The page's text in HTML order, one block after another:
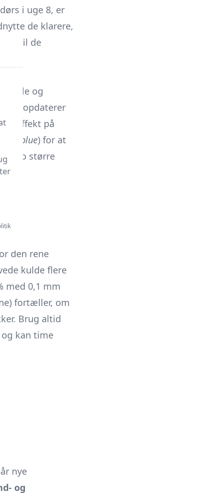
i uge 8, er
de klarere,
til de
lokale og
opdaterer
effekt på
Meteoblue) for at
er, jo større
den rene
kulde flere
med 0,1 mm
fortæller, om
Brug altid
kan time
nye
og